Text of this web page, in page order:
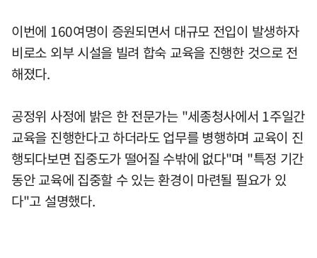
이번에 160여명이 증원되면서 대규모 전입이 발생하자
비로소 외부 시설을 빌려 합숙 교육을 진행한 것으로 전
해졌다.
공정위 사정에 밝은 한 전문가는 "세종청사에서 1주일간
교육을 진행한다고 하더라도 업무를 병행하며 교육이 진
행되다보면 집중도가 떨어질 수밖에 없다"며 "특정 기간
동안 교육에 집중할 수 있는 환경이 마련될 필요가 있
다"고 설명했다.